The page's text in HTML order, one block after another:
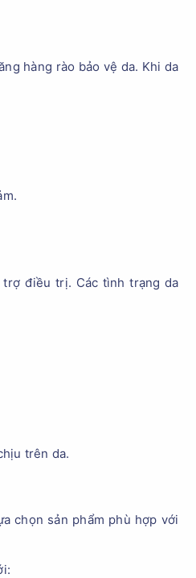
hàng rào bảo vệ da. Khi da
điều trị. Các tình trạng da
trên da.
chọn sản phẩm phù hợp với